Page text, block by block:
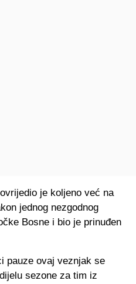
je koljeno već na
jednog nezgodnog
Bosne i bio je prinuđen
pauze ovaj veznjak se
sezone za tim iz